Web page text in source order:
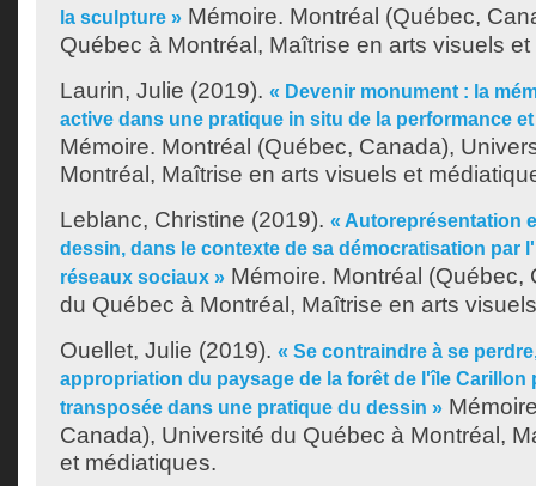
la sculpture » Mémoire. Montréal (Québec,
Québec à Montréal, Maîtrise en arts visuels
Laurin, Julie (2019). « Devenir monument : la
active dans une pratique in situ de la performance
Mémoire. Montréal (Québec, Canada),
Montréal, Maîtrise en arts visuels et
Leblanc, Christine (2019). « Autoreprésentation
dessin, dans le contexte de sa démocratisation par
réseaux sociaux » Mémoire. Montréal (Québec,
du Québec à Montréal, Maîtrise en arts
Ouellet, Julie (2019). « Se contraindre à se
appropriation du paysage de la forêt de l'île Carillon
transposée dans une pratique du dessin »
Canada), Université du Québec à Montréal,
et médiatiques.